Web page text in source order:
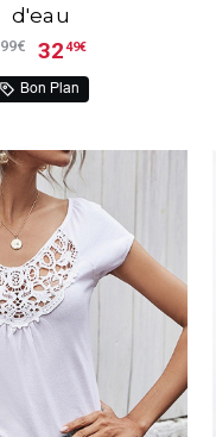
d'eau
99€ 3249€
Bon Plan